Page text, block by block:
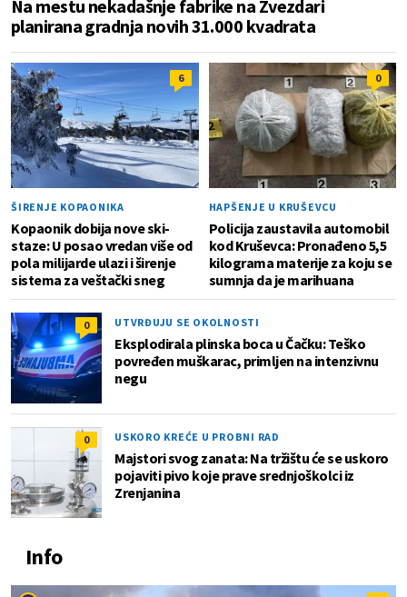
Na mestu nekadašnje fabrike na Zvezdari
planirana gradnja novih 31.000 kvadrata
6
ŠIRENJE KOPAONIKA
Kopaonik dobija nove ski-
staze: U posao vredan više od
pola milijarde ulazi i širenje
sistema za veštački sneg
0
HAPŠENJE U KRUŠEVCU
Policija zaustavila automobil
kod Kruševca: Pronađeno 5,5
kilograma materije za koju se
sumnja da je marihuana
0 UTVRĐUJU SE OKOLNOSTI
Eksplodirala plinska boca u Čačku: Teško
povređen muškarac, primljen na intenzivnu
negu
0 USKORO KREĆE U PROBNI RAD
Majstori svog zanata: Na tržištu će se uskoro
pojaviti pivo koje prave srednjoškolci iz
Zrenjanina
Info